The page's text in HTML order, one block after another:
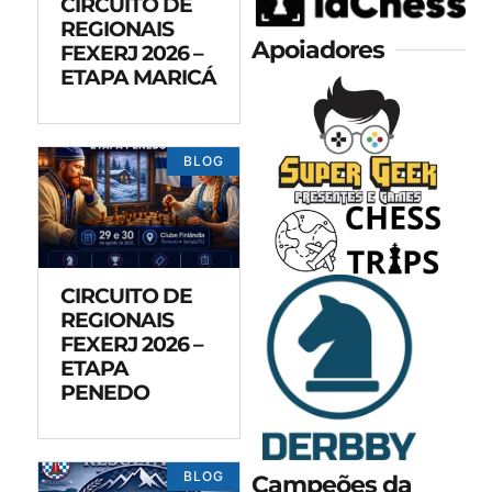
REGIONAIS
FEXERJ 2026 –
ETAPA MARICÁ
BLOG
CIRCUITO DE
REGIONAIS
FEXERJ 2026 –
ETAPA
PENEDO
BLOG
Apoiadores
Campeões da